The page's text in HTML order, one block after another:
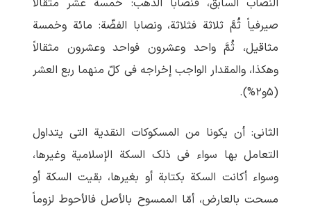
النصاب السابق، فنصابا الذهب: خمسة عشر مثقالاً
صیرفیاً ثُمَّ ثلاثة فثلاثة، ونصابا الفضّة: مائة وخمسة
مثاقیل، ثُمَّ واحد وعشرون فواحد وعشرون مثقالاً
وهکذا، والمقدار الواجب إخراجه فی کلّ منهما ربع العشر
(۵و۲‌%).
الثانی: أن یکونا من المسکوکات النقدیة التی یتداول
التعامل بها سواء فی ذلک السکة الإسلامیة وغیرها،
وسواء أکانت السکة بکتابة أو بغیرها، بقیت السکة أو
مسحت بالعارض، أمّا الممسوح بالأصل فالأحوط لزوماً